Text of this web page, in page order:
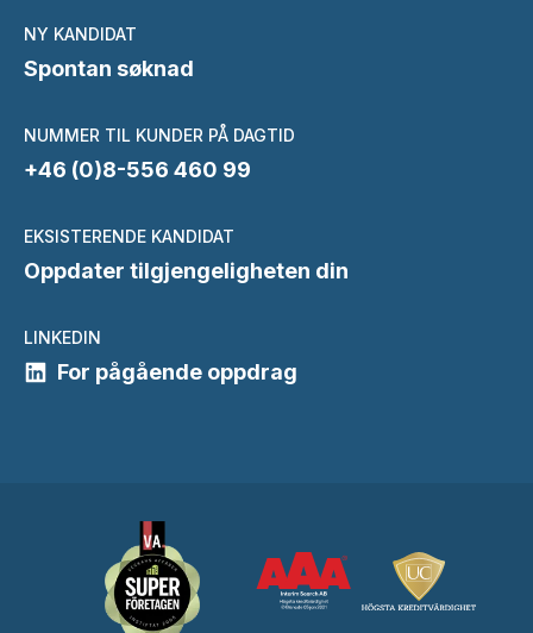
NY KANDIDAT
Spontan søknad
NUMMER TIL KUNDER PÅ DAGTID
+46 (0)8-556 460 99
EKSISTERENDE KANDIDAT
Oppdater tilgjengeligheten din
LINKEDIN
For pågående oppdrag